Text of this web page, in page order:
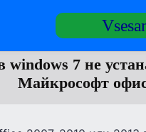
windows 7 не
Майкрософт